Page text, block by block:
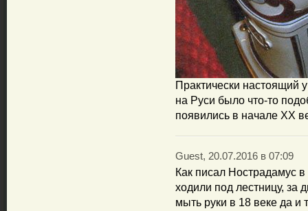
Практически настоящий
на Руси было что-то
появились в начале ХХ
Guest, 20.07.2016 в 07:09
Как писал Нострадамус
ходили под лестницу, за
мыть руки в 18 веке да и